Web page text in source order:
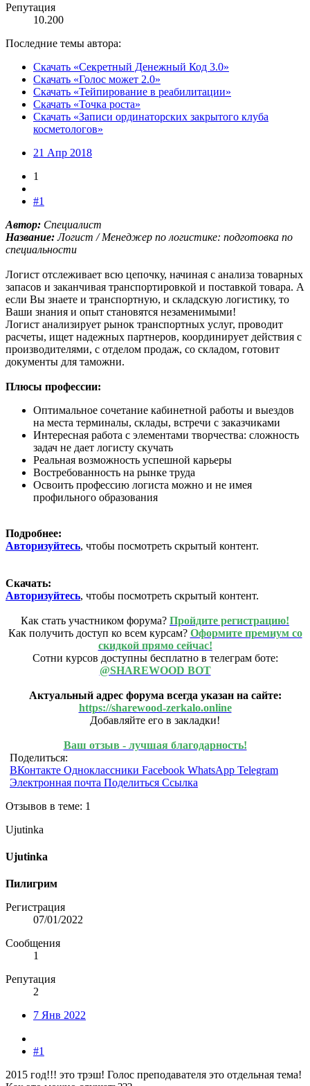
Репутация
10.200
Последние темы автора:
Скачать «Секретный Денежный Код 3.0»
Скачать «Голос может 2.0»
Скачать «Тейпирование в реабилитации»
Скачать «Точка роста»
Скачать «Записи ординаторских закрытого клуба
косметологов»
21 Апр 2018
1
#1
Автор: Специалист
Название:Логист / Менеджер по логистике: подготовка по
специальности
Логист отслеживает всю цепочку, начиная с анализа товарных
запасов и заканчивая транспортировкой и поставкой товара. А
если Вы знаете и транспортную, и складскую логистику, то
Ваши знания и опыт становятся незаменимыми!
Логист анализирует рынок транспортных услуг, проводит
расчеты, ищет надежных партнеров, координирует действия с
производителями, с отделом продаж, со складом, готовит
документы для таможни.
Плюсы профессии:
Оптимальное сочетание кабинетной работы и выездов
на места терминалы, склады, встречи с заказчиками
Интересная работа с элементами творчества: сложность
задач не дает логисту скучать
Реальная возможность успешной карьеры
Востребованность на рынке труда
Освоить профессию логиста можно и не имея
профильного образования
Подробнее:
Авторизуйтесь, чтобы посмотреть скрытый контент.
Скачать:
Авторизуйтесь, чтобы посмотреть скрытый контент.
Как стать участником форума? Пройдите регистрацию!
Как получить доступ ко всем курсам? Оформите премиум со
скидкой прямо сейчас!
Сотни курсов доступны бесплатно в телеграм боте:
@SHAREWOOD BOT
Актуальный адрес форума всегда указан на сайте:
https://sharewood-zerkalo.online
Добавляйте его в закладки!
Ваш отзыв - лучшая благодарность!
Поделиться:
ВКонтакте Одноклассники Facebook WhatsApp Telegram
Электронная почта Поделиться Ссылка
Отзывов в теме: 1
Ujutinka
Ujutinka
Пилигрим
Регистрация
07/01/2022
Сообщения
1
Репутация
2
7 Янв 2022
#1
2015 год!!! это трэш! Голос преподавателя это отдельная тема!